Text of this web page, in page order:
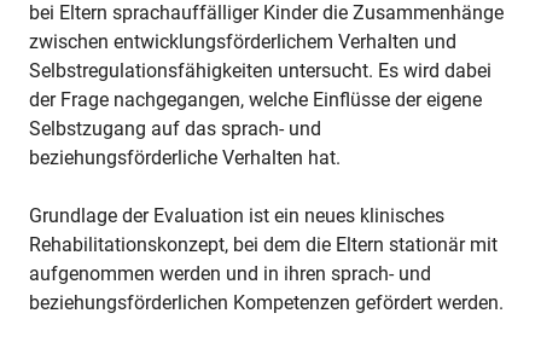
bei Eltern sprachauffälliger Kinder die Zusammenhänge
zwischen entwicklungsförderlichem Verhalten und
Selbstregulationsfähigkeiten untersucht. Es wird dabei
der Frage nachgegangen, welche Einflüsse der eigene
Selbstzugang auf das sprach- und
beziehungsförderliche Verhalten hat.
Grundlage der Evaluation ist ein neues klinisches
Rehabilitationskonzept, bei dem die Eltern stationär mit
aufgenommen werden und in ihren sprach- und
beziehungsförderlichen Kompetenzen gefördert werden.